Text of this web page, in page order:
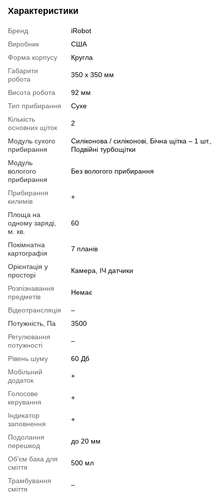
Характеристики
Бренд
iRobot
Виробник
США
Форма корпусу
Кругла
Габарити
робота
350 х 350 мм
Висота робота
92 мм
Тип прибирання
Сухе
Кількість
основних щіток
2
Модуль сухого
прибирання
Силіконова / силіконові, Бічна щітка – 1 шт.,
Подвійні турбощітки
Модуль
вологого
прибирання
Без вологого прибирання
Прибирання
килимів
+
Площа на
одному заряді,
м. кв.
60
Покімнатна
картографія
7 планів
Орієнтація у
просторі
Камера, ІЧ датчики
Розпізнавання
предметів
Немає
Відеотрансляція
–
Потужність, Па
3500
Регулювання
потужності
–
Рівень шуму
60 Дб
Мобільний
додаток
+
Голосове
керування
+
Індикатор
заповнення
+
Подолання
перешкод
до 20 мм
Об'єм бака для
сміття
500 мл
Трамбування
сміття
–